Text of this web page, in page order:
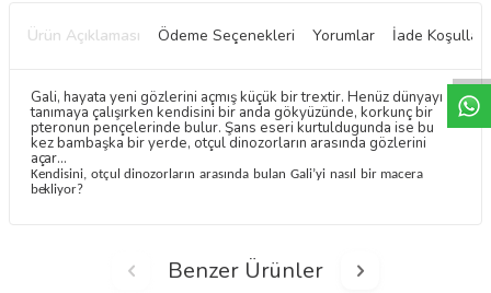
W
h
t
a
p
p
D
e
s
e
H
a
t
t
Ürün Açıklaması Ödeme Seçenekleri Yorumlar İade Koşulları
Gali, hayata yeni gözlerini açmış küçük bir trextir. Henüz dünyayı
tanımaya çalışırken kendisini bir anda gökyüzünde, korkunç bir
pteronun pençelerinde bulur. Şans eseri kurtuldugunda ise bu
kez bambaşka bir yerde, otçul dinozorların arasında gözlerini
açar…
Kendisini, otçul dinozorların arasında bulan Gali’yi nasıl bir macera
bekliyor?
Benzer Ürünler